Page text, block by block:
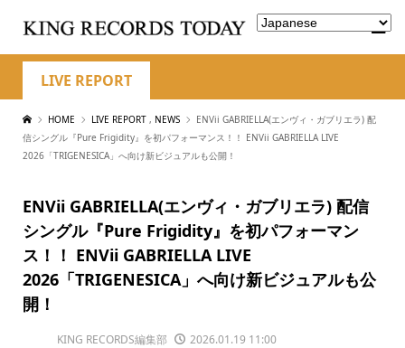
LIVE REPORT
HOME LIVE REPORT , NEWS
ENVii GABRIELLA(エンヴィ・ガブリエラ) 配
信シングル『Pure Frigidity』を初パフォーマンス！！ ENVii GABRIELLA LIVE
2026「TRIGENESICA」へ向け新ビジュアルも公開！
ENVii GABRIELLA(エンヴィ・ガブリエラ) 配信
シングル『Pure Frigidity』を初パフォーマン
ス！！ ENVii GABRIELLA LIVE
2026「TRIGENESICA」へ向け新ビジュアルも公
開！
KING RECORDS編集部 2026.01.19 11:00